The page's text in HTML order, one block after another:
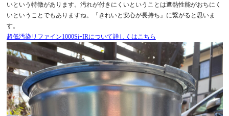
いという特徴があります。汚れが付きにくいということは遮熱性能がおちにく
いということでもありますね。『きれいと安心が長持ち』に繋がると思いま
す。
超低汚染リファイン1000SiｰIRについて詳しくはこちら